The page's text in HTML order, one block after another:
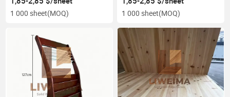
1 000 sheet(MOQ) 1 000 sheet(MOQ)